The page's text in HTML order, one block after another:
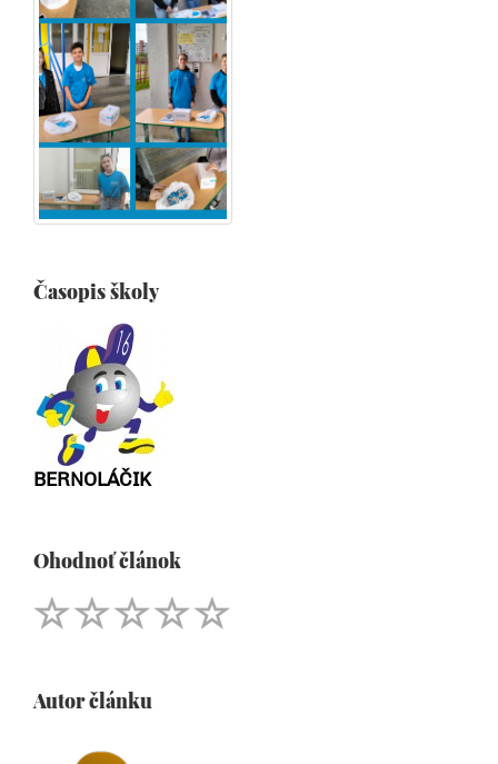
Časopis školy
BERNOLÁČIK
Ohodnoť článok
Autor článku